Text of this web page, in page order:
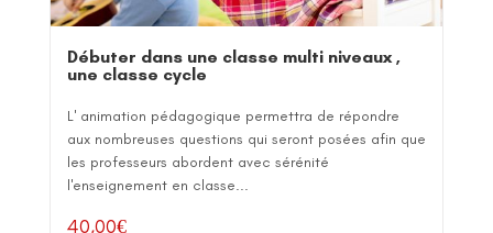
Débuter dans une classe multi niveaux ,
une classe cycle
L' animation pédagogique permettra de répondre
aux nombreuses questions qui seront posées afin que
les professeurs abordent avec sérénité
l'enseignement en classe...
40,00€